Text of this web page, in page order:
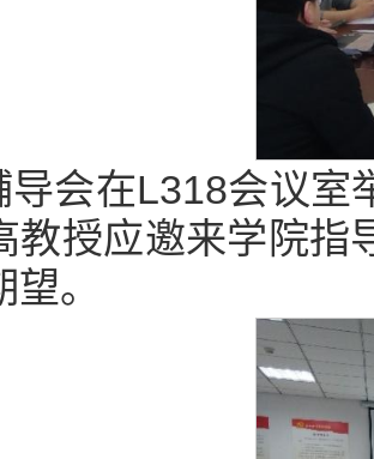
导会在L318会议室
教授应邀来学院指
。